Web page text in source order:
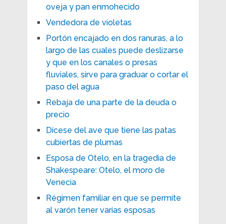
oveja y pan enmohecido
Vendedora de violetas
Portón encajado en dos ranuras, a lo
largo de las cuales puede deslizarse
y que en los canales o presas
fluviales, sirve para graduar o cortar el
paso del agua
Rebaja de una parte de la deuda o
precio
Dícese del ave que tiene las patas
cubiertas de plumas
Esposa de Otelo, en la tragedia de
Shakespeare: Otelo, el moro de
Venecia
Régimen familiar en que se permite
al varón tener varias esposas